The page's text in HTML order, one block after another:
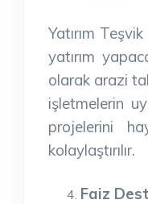
Yatırım
yatırım
olarak arazi
işletmelerin
projelerini
kolaylaştırılır.
Faiz